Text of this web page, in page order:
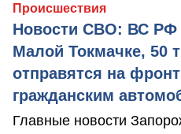
Происшествия
Новости СВО: ВС РФ
Малой Токмачке, 50
отправятся на
гражданским
Главные новости